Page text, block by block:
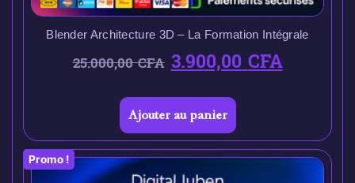
Blender Architecture 3D – La Formation Intégrale
25.000,00CFA 3.900,00CFA
Ajouter au panier
Promo !